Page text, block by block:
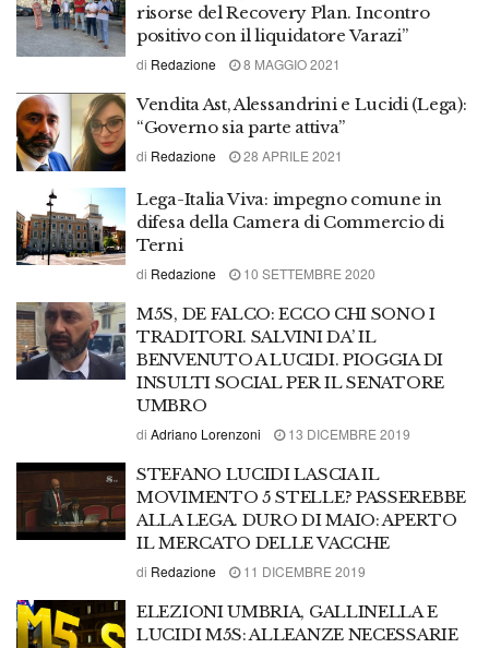
risorse del Recovery Plan. Incontro
positivo con il liquidatore Varazi”
di Redazione 8 MAGGIO 2021
Vendita Ast, Alessandrini e Lucidi (Lega):
“Governo sia parte attiva”
di Redazione 28 APRILE 2021
Lega-Italia Viva: impegno comune in
difesa della Camera di Commercio di
Terni
di Redazione 10 SETTEMBRE 2020
M5S, DE FALCO: ECCO CHI SONO I
TRADITORI. SALVINI DA’ IL
BENVENUTO A LUCIDI. PIOGGIA DI
INSULTI SOCIAL PER IL SENATORE
UMBRO
di Adriano Lorenzoni 13 DICEMBRE 2019
STEFANO LUCIDI LASCIA IL
MOVIMENTO 5 STELLE? PASSEREBBE
ALLA LEGA. DURO DI MAIO: APERTO
IL MERCATO DELLE VACCHE
di Redazione 11 DICEMBRE 2019
ELEZIONI UMBRIA, GALLINELLA E
LUCIDI M5S: ALLEANZE NECESSARIE